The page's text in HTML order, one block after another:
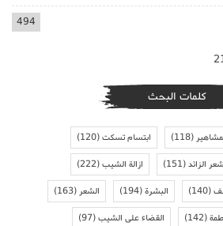
494
كلمات البحث
(118) ابتسام تسكت(120)
الزائد(151) ازالة الشيب(222)
(140) البشرة(194) الشعر(163)
(142) القضاء على الشيب(97)